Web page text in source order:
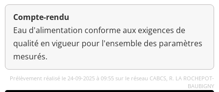
Compte-rendu
Eau d'alimentation conforme aux exigences de
qualité en vigueur pour l'ensemble des paramètres
mesurés.
Prélèvement réalisé le 24-09-2025 à 09:55 sur le réseau CABCS, R. LA ROCHEPOT-
BAUBIGNY